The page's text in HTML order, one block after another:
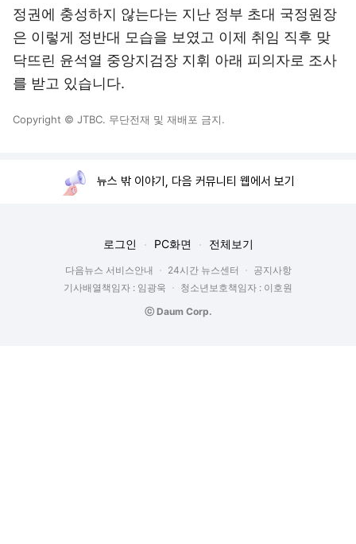
정권에 충성하지 않는다는 지난 정부 초대 국정원장
은 이렇게 정반대 모습을 보였고 이제 취임 직후 맞
닥뜨린 윤석열 중앙지검장 지휘 아래 피의자로 조사
를 받고 있습니다.
Copyright © JTBC. 무단전재 및 재배포 금지.
뉴스 밖 이야기, 다음 커뮤니티 웹에서 보기
로그인 PC화면 전체보기
다음뉴스 서비스안내 24시간 뉴스센터
공지사항
기사배열책임자 : 임광욱
청소년보호책임자 : 이호원
ⓒ Daum Corp.